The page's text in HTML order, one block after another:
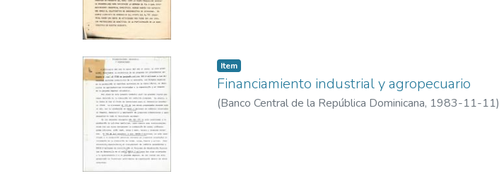
Item
Financiamiento industrial y agropecuario
(Banco Central de la República Dominicana, 1983-11-11)